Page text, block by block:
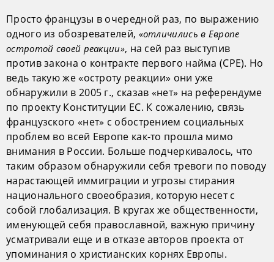
Просто французы в очередной раз, по выражению
одного из обозревателей, «отличились в Европе
остротой своей реакции», на сей раз выступив
против закона о контракте первого найма (СРЕ). Но
ведь такую же «остроту реакции» они уже
обнаружили в 2005 г., сказав «нет» на референдуме
по проекту Конституции ЕС. К сожалению, связь
французского «нет» с обострением социальных
проблем во всей Европе как-то прошла мимо
внимания в России. Больше подчеркивалось, что
таким образом обнаружили себя тревоги по поводу
нарастающей иммиграции и угрозы стирания
национального своеобразия, которую несет с
собой глобализация. В кругах же общественности,
именующей себя православной, важную причину
усматривали еще и в отказе авторов проекта от
упоминания о христианских корнях Европы.